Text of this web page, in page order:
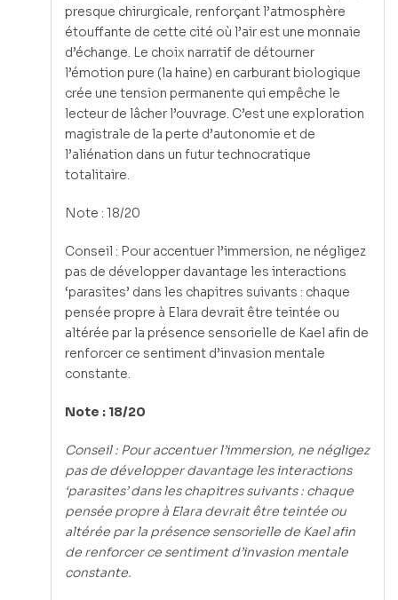
presque chirurgicale, renforçant l’atmosphère
étouffante de cette cité où l’air est une monnaie
d’échange. Le choix narratif de détourner
l’émotion pure (la haine) en carburant biologique
crée une tension permanente qui empêche le
lecteur de lâcher l’ouvrage. C’est une exploration
magistrale de la perte d’autonomie et de
l’aliénation dans un futur technocratique
totalitaire.
Note : 18/20
Conseil : Pour accentuer l’immersion, ne négligez
pas de développer davantage les interactions
‘parasites’ dans les chapitres suivants : chaque
pensée propre à Elara devrait être teintée ou
altérée par la présence sensorielle de Kael afin de
renforcer ce sentiment d’invasion mentale
constante.
Note : 18/20
Conseil : Pour accentuer l’immersion, ne négligez
pas de développer davantage les interactions
‘parasites’ dans les chapitres suivants : chaque
pensée propre à Elara devrait être teintée ou
altérée par la présence sensorielle de Kael afin
de renforcer ce sentiment d’invasion mentale
constante.